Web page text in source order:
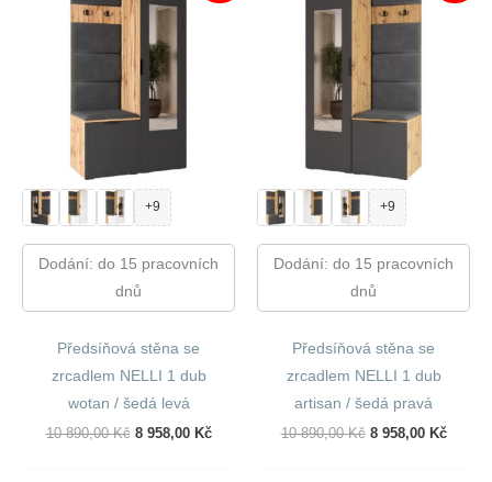
+9
Dodání: do 15 pracovních
dnů
Předsíňová stěna se
zrcadlem NELLI 1 dub
wotan / šedá levá
10 890,00Kč Původní
8 958,00 KčAktuální
+9
Dodání: do 15 pracovních
dnů
Předsíňová stěna se
zrcadlem NELLI 1 dub
artisan / šedá pravá
10 890,00Kč Původní
8 958,00 Kč